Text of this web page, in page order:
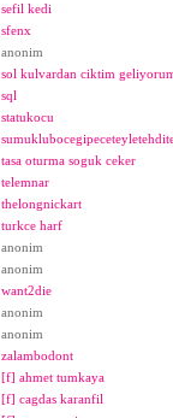
sefil kedi
sfenx
anonim
sol kulvardan ciktim
sql
statukocu
tasa oturma soguk ceker
telemnar
thelongnickart
turkce harf
anonim
anonim
want2die
anonim
anonim
zalambodont
[f] ahmet tumkaya
[f] cagdas karanfil